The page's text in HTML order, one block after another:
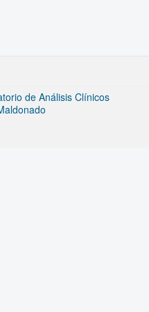
de Análisis Clínicos